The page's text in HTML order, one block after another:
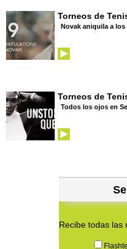
Torneos de
Novak aniquila a los
Torneos de
Todos los ojos en
Recibe todas las